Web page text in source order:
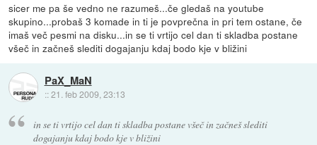
sicer me pa še vedno ne razumeš...če gledaš na youtube
skupino...probaš 3 komade in ti je povprečna in pri tem ostane, če
imaš več pesmi na disku...in se ti vrtijo cel dan ti skladba postane
všeč in začneš slediti dogajanju kdaj bodo kje v bližini
PaX_MaN
::21. feb 2009, 23:13
in se ti vrtijo cel dan ti skladba postane všeč in začneš slediti
dogajanju kdaj bodo kje v bližini